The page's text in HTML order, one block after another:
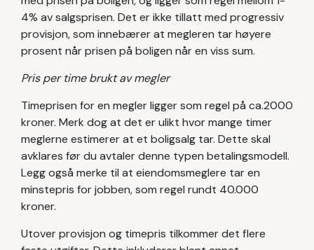
4% av salgsprisen. Det er ikke tillatt med progressiv
provisjon, som innebærer at megleren tar høyere
prosent når prisen på boligen når en viss sum.
Pris per time brukt av megler
Timeprisen for en megler ligger som regel på ca.2000
kroner. Merk dog at det er ulikt hvor mange timer
meglerne estimerer at et boligsalg tar. Dette skal
avklares før du avtaler denne typen betalingsmodell.
Legg også merke til at eiendomsmeglere tar en
minstepris for jobben, som regel rundt 40.000
kroner.
Utover provisjon og timepris tilkommer det flere